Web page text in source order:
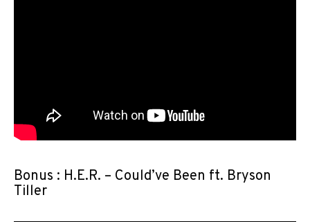
Bonus : H.E.R. – Could’ve Been ft. Bryson
Tiller